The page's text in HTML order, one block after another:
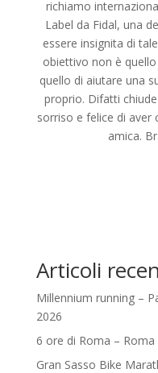
richiamo
Label da Fidal, una
essere insignita di
obiettivo non è
quello di aiutare una
proprio. Difatti chiude
sorriso e felice di aver
amica.
Articoli
Millennium running –
2026
6 ore di Roma – Roma
Gran Sasso Bike